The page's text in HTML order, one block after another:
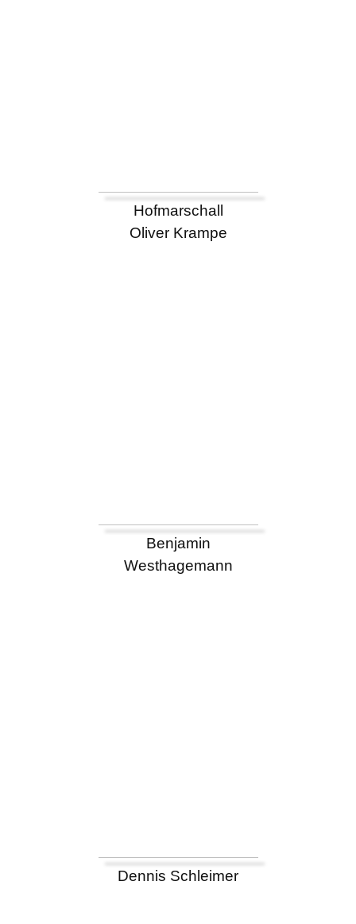
Hofmarschall
Oliver Krampe
Benjamin
Westhagemann
Dennis Schleimer